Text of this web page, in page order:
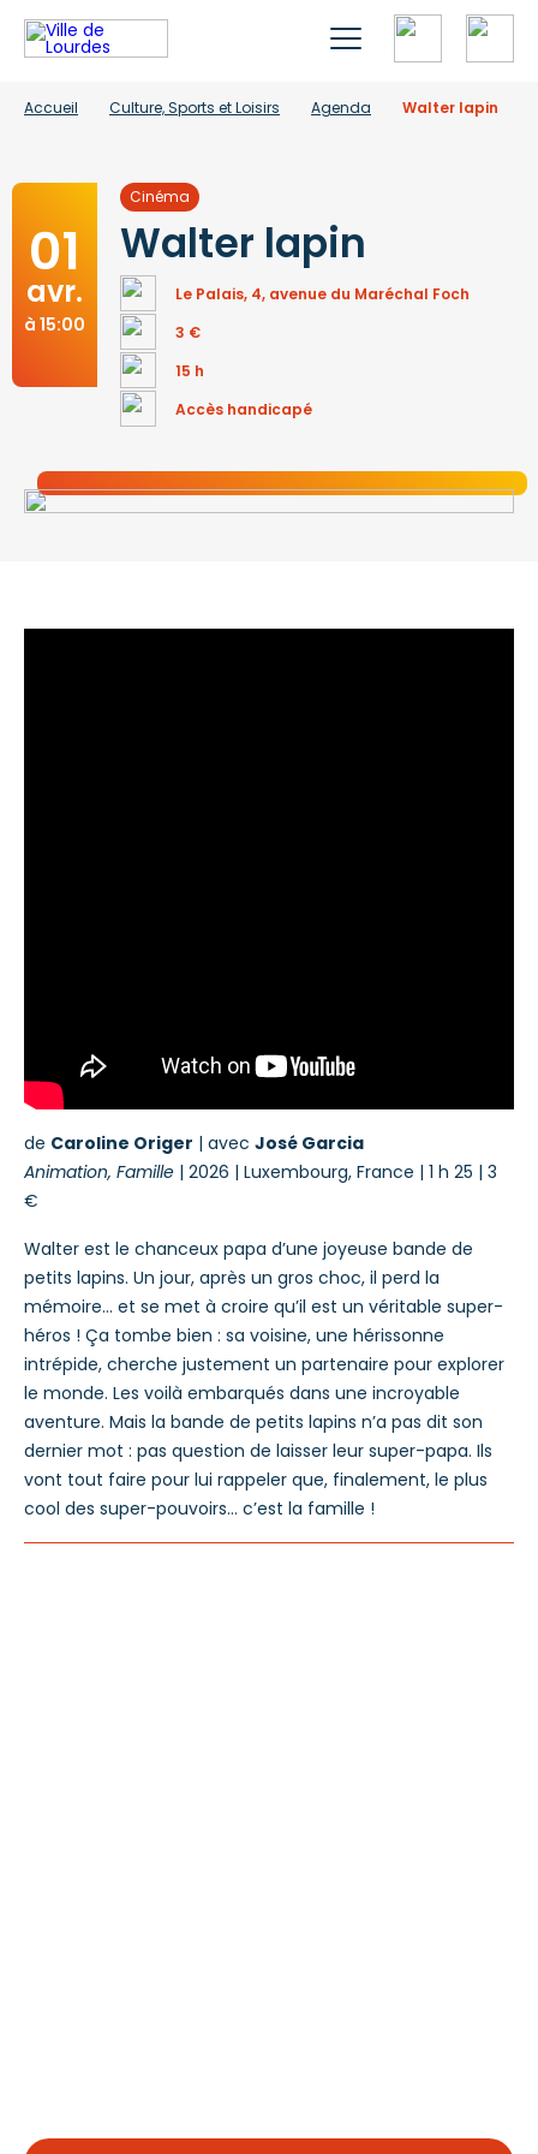
Accueil Culture, Sports et Loisirs Agenda Walter lapin
01
avr.
à 15:00
Cinéma
Walter lapin
Le Palais, 4, avenue du Maréchal Foch
3 €
15 h
Accès handicapé
de Caroline Origer | avec José Garcia
Animation, Famille | 2026 | Luxembourg, France | 1 h 25 | 3
€
Walter est le chanceux papa d’une joyeuse bande de
petits lapins. Un jour, après un gros choc, il perd la
mémoire… et se met à croire qu’il est un véritable super-
héros ! Ça tombe bien : sa voisine, une hérissonne
intrépide, cherche justement un partenaire pour explorer
le monde. Les voilà embarqués dans une incroyable
aventure. Mais la bande de petits lapins n’a pas dit son
dernier mot : pas question de laisser leur super-papa. Ils
vont tout faire pour lui rappeler que, finalement, le plus
cool des super-pouvoirs… c’est la famille !